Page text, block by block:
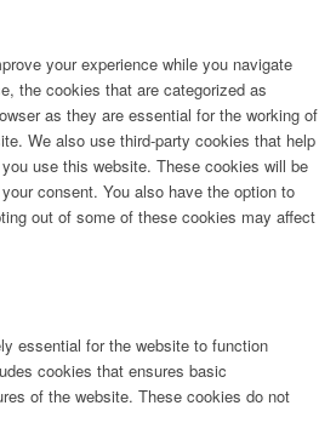
your experience while you navigate
the cookies that are categorized as
as they are essential for the working of
We also use third-party cookies that help
use this website. These cookies will be
consent. You also have the option to
out of some of these cookies may affect
essential for the website to function
cookies that ensures basic
of the website. These cookies do not